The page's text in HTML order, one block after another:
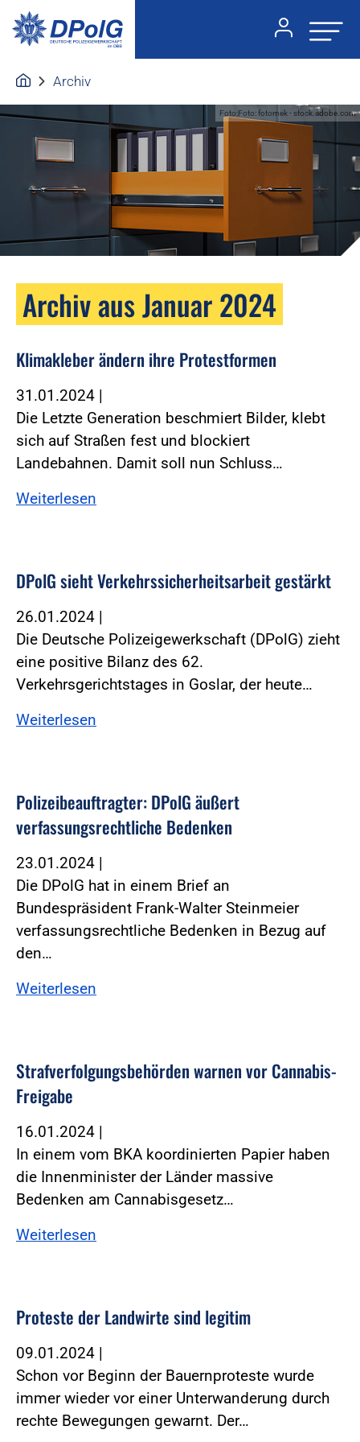
Archiv
Foto:Foto: fotomek - stock.adobe.com
Archiv aus Januar 2024
Klimakleber ändern ihre Protestformen
31.01.2024 |
Die Letzte Generation beschmiert Bilder, klebt
sich auf Straßen fest und blockiert
Landebahnen. Damit soll nun Schluss…
Weiterlesen
DPolG sieht Verkehrssicherheitsarbeit gestärkt
26.01.2024 |
Die Deutsche Polizeigewerkschaft (DPolG) zieht
eine positive Bilanz des 62.
Verkehrsgerichtstages in Goslar, der heute…
Weiterlesen
Polizeibeauftragter: DPolG äußert
verfassungsrechtliche Bedenken
23.01.2024 |
Die DPolG hat in einem Brief an
Bundespräsident Frank-Walter Steinmeier
verfassungsrechtliche Bedenken in Bezug auf
den…
Weiterlesen
Straf­ver­fol­gungs­be­hörden warnen vor Cannabis-
Frei­gabe
16.01.2024 |
In einem vom BKA koordinierten Papier haben
die Innenminister der Länder massive
Bedenken am Cannabisgesetz…
Weiterlesen
Proteste der Landwirte sind legitim
09.01.2024 |
Schon vor Beginn der Bauernproteste wurde
immer wieder vor einer Unterwanderung durch
rechte Bewegungen gewarnt. Der…